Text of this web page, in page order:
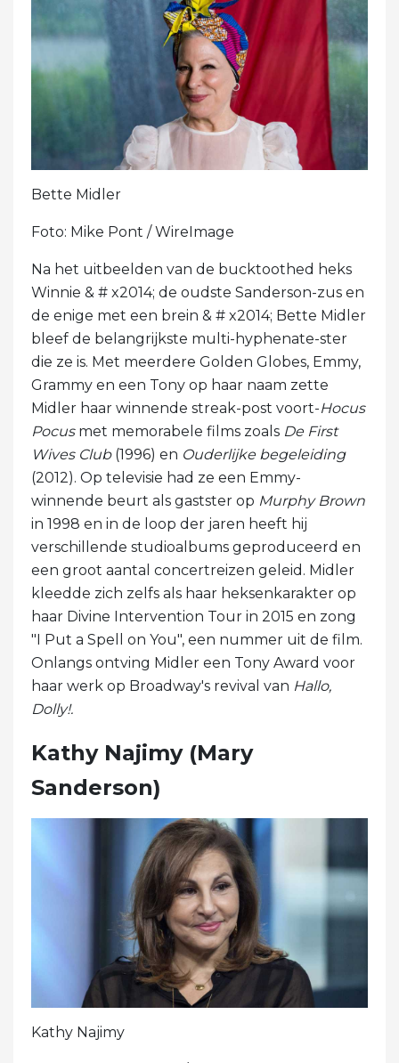
Bette Midler
Foto: Mike Pont / WireImage
Na het uitbeelden van de bucktoothed heks
Winnie & # x2014; de oudste Sanderson-zus en
de enige met een brein & # x2014; Bette Midler
bleef de belangrijkste multi-hyphenate-ster
die ze is. Met meerdere Golden Globes, Emmy,
Grammy en een Tony op haar naam zette
Midler haar winnende streak-post voort-Hocus
Pocusmet memorabele films zoals De First
Wives Club(1996) en Ouderlijke begeleiding
(2012). Op televisie had ze een Emmy-
winnende beurt als gastster op Murphy Brown
in 1998 en in de loop der jaren heeft hij
verschillende studioalbums geproduceerd en
een groot aantal concertreizen geleid. Midler
kleedde zich zelfs als haar heksenkarakter op
haar Divine Intervention Tour in 2015 en zong
"I Put a Spell on You", een nummer uit de film.
Onlangs ontving Midler een Tony Award voor
haar werk op Broadway's revival van Hallo,
Dolly!.
Kathy Najimy (Mary
Sanderson)
Kathy Najimy